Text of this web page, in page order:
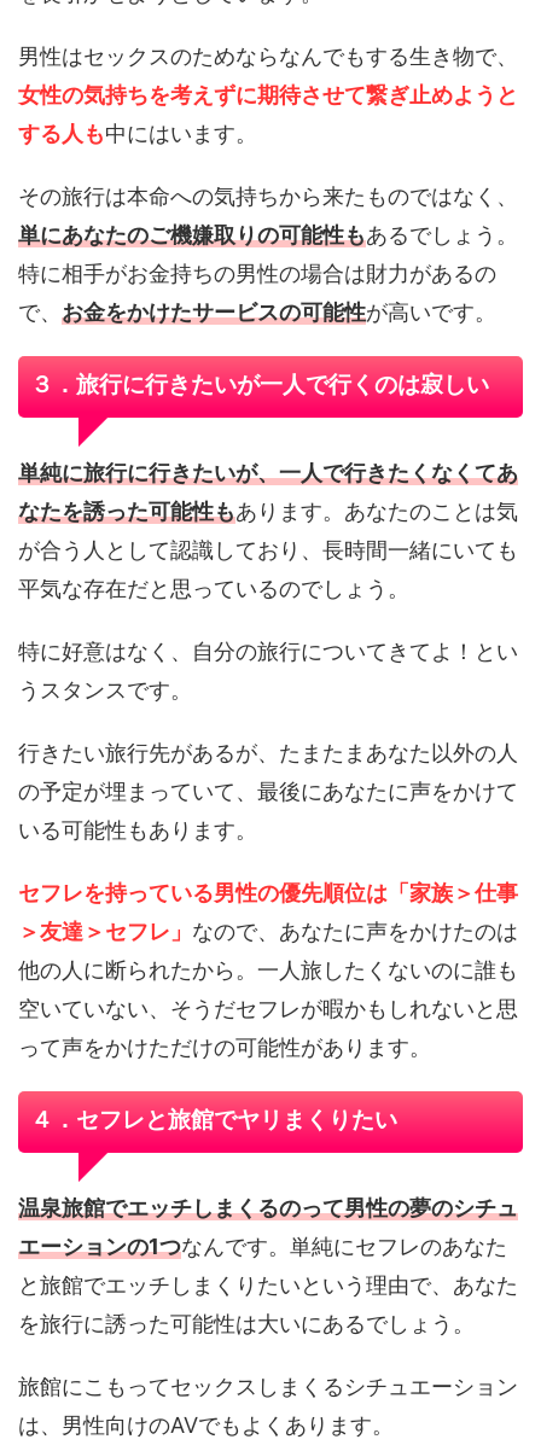
男性はセックスのためならなんでもする生き物で、
女性の気持ちを考えずに期待させて繋ぎ止めようと
する人も中にはいます。
その旅行は本命への気持ちから来たものではなく、
単にあなたのご機嫌取りの可能性もあるでしょう。
特に相手がお金持ちの男性の場合は財力があるの
で、 お金をかけたサービスの可能性が高いです。
３．旅行に行きたいが一人で行くのは寂しい
単純に旅行に行きたいが、一人で行きたくなくてあ
なたを誘った可能性もあります。あなたのことは気
が合う人として認識しており、長時間一緒にいても
平気な存在だと思っているのでしょう。
特に好意はなく、自分の旅行についてきてよ！とい
うスタンスです。
行きたい旅行先があるが、たまたまあなた以外の人
の予定が埋まっていて、最後にあなたに声をかけて
いる可能性もあります。
セフレを持っている男性の優先順位は「家族＞仕事
＞友達＞セフレ」 なので、あなたに声をかけたのは
他の人に断られたから。一人旅したくないのに誰も
空いていない、そうだセフレが暇かもしれないと思
って声をかけただけの可能性があります。
４．セフレと旅館でヤリまくりたい
温泉旅館でエッチしまくるのって男性の夢のシチュ
エーションの1つなんです。単純にセフレのあなた
と旅館でエッチしまくりたいという理由で、あなた
を旅行に誘った可能性は大いにあるでしょう。
旅館にこもってセックスしまくるシチュエーション
は、男性向けのAVでもよくあります。